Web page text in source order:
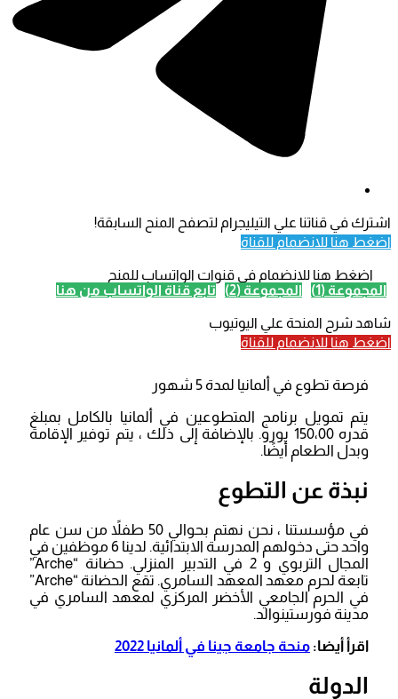
اشترك في قناتنا علي التيليجرام لتصفح المنح السابقة!
اضغط هنا للانضمام للقناة
اضغط هنا للانضمام في قنوات الواتساب للمنح
المجموعة (1)
المجموعة (2) تابع قناة الواتساب من هنا
شاهد شرح المنحة علي اليوتيوب
اضغط هنا للانضمام للقناة
فرصة تطوع في ألمانيا لمدة 5 شهور
يتم تمويل برنامج المتطوعين في ألمانيا بالكامل بمبلغ
قدره 150،00 يورو. بالإضافة إلى ذلك ، يتم توفير الإقامة
وبدل الطعام أيضًا.
نبذة عن التطوع
في مؤسستنا ، نحن نهتم بحوالي 50 طفلاً من سن عام
واحد حتى دخولهم المدرسة الابتدائية. لدينا 6 موظفين في
المجال التربوي و 2 في التدبير المنزلي. حضانة “Arche”
تابعة لحرم معهد المعهد السامري. تقع الحضانة “Arche”
في الحرم الجامعي الأخضر المركزي لمعهد السامري في
مدينة فورستينوالد.
اقرأ أيضا: منحة جامعة جينا في ألمانيا 2022
الدولة